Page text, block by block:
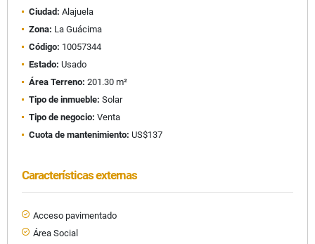
Ciudad: Alajuela
Zona: La Guácima
Código: 10057344
Estado: Usado
Área Terreno: 201.30 m²
Tipo de inmueble: Solar
Tipo de negocio: Venta
Cuota de mantenimiento: US$137
Características externas
Acceso pavimentado
Área Social